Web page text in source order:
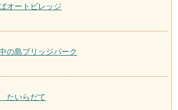
オートビレッジ
の島ブリッジパーク
たいらだて